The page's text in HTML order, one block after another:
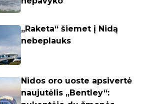
„Raketa“ šiemet į Nidą
nebeplauks
Nidos oro uoste apsivertė
naujutėlis „Bentley“: